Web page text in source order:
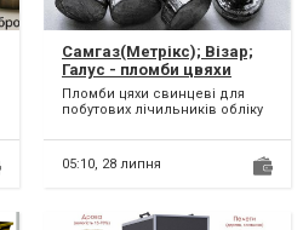
Самгаз(Метрікс); Візар;
Галус - пломби цвяхи
свинцеві для побутових
лічильників обліку
Пломби цяхи свинцеві для
побутових лічильників обліку
ніжки; висота за...
05:10, 28 липня